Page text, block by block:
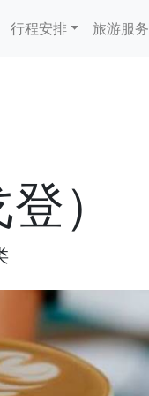
行程安排 旅游服务
）